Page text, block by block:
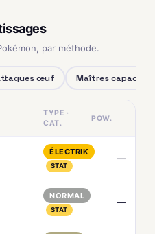
par méthode.
œuf Maîtres capacités
TYPE ·
CAT.
POW.
ÉLECTRIK
STAT
—
NORMAL
STAT
—